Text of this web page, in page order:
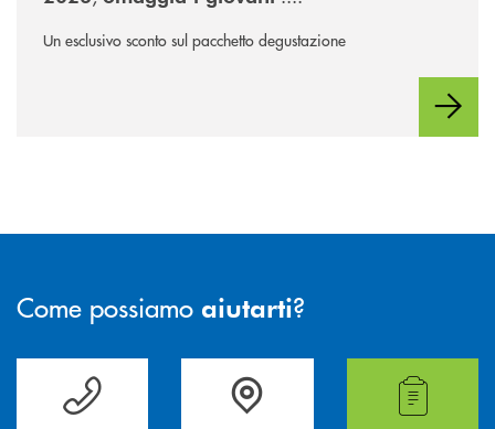
Un esclusivo sconto sul pacchetto degustazione
Come possiamo aiutarti?
Per ogni necessità compila il form e noi ti richiamiamo
La&nbsp; Filiale &nbsp;vicina a te. &nbsp;
Hai bisogno di